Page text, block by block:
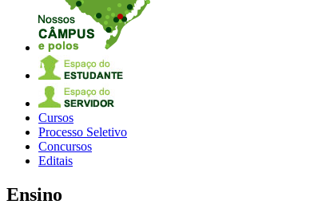
Cursos
Processo Seletivo
Concursos
Editais
Ensino